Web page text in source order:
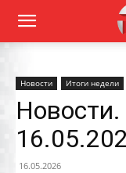
Новости Итоги недели
16.05.2026